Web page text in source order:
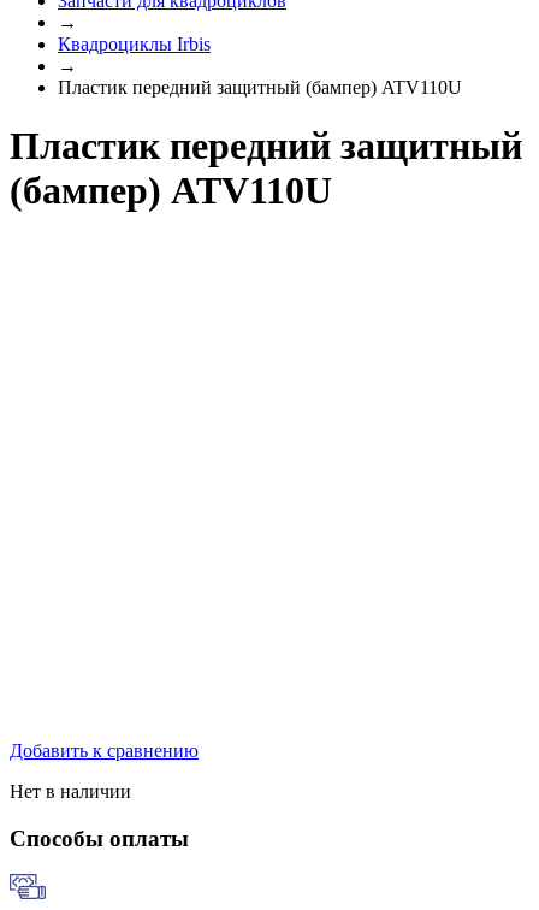
→
Квадроциклы Irbis
→
Пластик передний защитный (бампер) ATV110U
Пластик передний защитный
(бампер) ATV110U
Добавить к сравнению
Нет в наличии
Способы оплаты